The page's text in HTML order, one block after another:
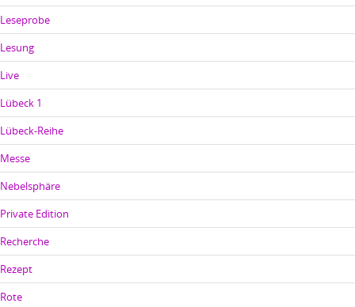
Leseprobe
Lesung
Live
Lübeck 1
Lübeck-Reihe
Messe
Nebelsphäre
Private Edition
Recherche
Rezept
Rote